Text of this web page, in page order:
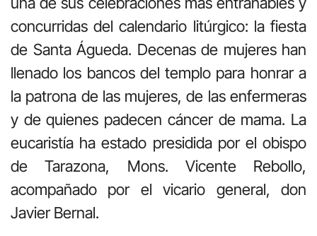
concurridas del calendario litúrgico: la fiesta
de Santa Águeda. Decenas de mujeres han
llenado los bancos del templo para honrar a
la patrona de las mujeres, de las enfermeras
y de quienes padecen cáncer de mama. La
eucaristía ha estado presidida por el obispo
de Tarazona, Mons. Vicente Rebollo,
acompañado por el vicario general, don
Javier Bernal.